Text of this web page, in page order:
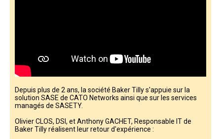
Depuis plus de 2 ans, la société Baker Tilly s'appuie sur la
solution SASE de CATO Networks ainsi que sur les services
managés de SASETY.
Olivier CLOS, DSI, et Anthony GACHET, Responsable IT de
Baker Tilly réalisent leur retour d'expérience :